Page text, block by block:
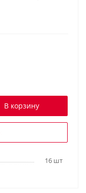
В корзину
16 шт